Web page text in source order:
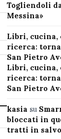
Togliendoli
Messina»
Libri, cucina,
ricerca:
San Pietro
Libri, cucina,
ricerca:
San Pietro
kasia su
bloccati in
tratti in salvo